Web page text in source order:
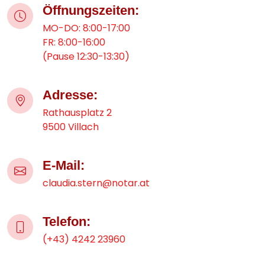
Öffnungszeiten:
MO-DO: 8:00-17:00
FR: 8:00-16:00
(Pause 12:30-13:30)
Adresse:
Rathausplatz 2
9500 Villach
E-Mail:
claudia.stern@notar.at
Telefon:
(+43) 4242 23960